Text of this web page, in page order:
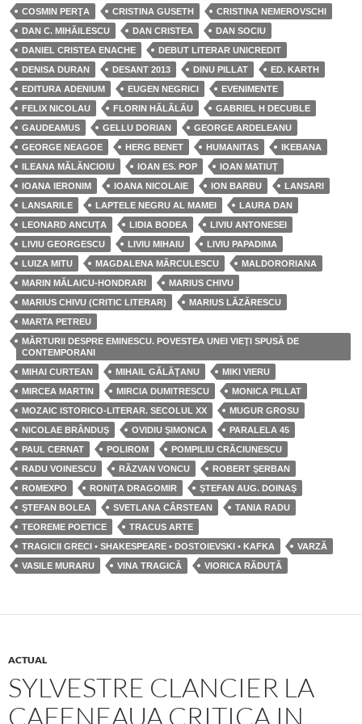
COSMIN PERŢA
CRISTINA GUSETH
CRISTINA NEMEROVSCHI
DAN C. MIHĂILESCU
DAN CRISTEA
DAN SOCIU
DANIEL CRISTEA ENACHE
DEBUT LITERAR UNICREDIT
DENISA DURAN
DESANT 2013 DINU PILLAT
ED. KARTH
EDITURA ADENIUM
EUGEN NEGRICI
EVENIMENTE
FELIX NICOLAU
FLORIN HĂLĂLĂU
GABRIEL H DECUBLE
GAUDEAMUS
GELLU DORIAN
GEORGE ARDELEANU
GEORGE NEAGOE
HERG BENET HUMANITAS
IKEBANA
ILEANA MĂLĂNCIOIU
IOAN ES. POP
IOAN MATIUŢ
IOANA IERONIM
IOANA NICOLAIE ION BARBU
LANSARI
LANSARILE
LAPTELE NEGRU AL MAMEI
LAURA DAN
LEONARD ANCUŢA
LIDIA BODEA
LIVIU ANTONESEI
LIVIU GEORGESCU
LIVIU MIHAIU
LIVIU PAPADIMA
LUIZA MITU
MAGDALENA MĂRCULESCU
MALDORORIANA
MARIN MĂLAICU-HONDRARI
MARIUS CHIVU
MARIUS CHIVU (CRITIC LITERAR)
MARIUS LĂZĂRESCU
MARTA PETREU
MĂRTURII DESPRE EMINESCU. POVESTEA UNEI VIEŢI SPUSĂ DE
CONTEMPORANI
MIHAI CURTEAN
MIHAIL GĂLĂŢANU
MIKI VIERU
MIRCEA MARTIN
MIRCIA DUMITRESCU
MONICA PILLAT
MOZAIC ISTORICO-LITERAR. SECOLUL XX
MUGUR GROSU
NICOLAE BRÂNDUŞ
OVIDIU ŞIMONCA
PARALELA 45
PAUL CERNAT
POLIROM
POMPILIU CRĂCIUNESCU
RADU VOINESCU
RĂZVAN VONCU
ROBERT ŞERBAN
ROMEXPO
RONIŢA DRAGOMIR
ŞTEFAN AUG. DOINAŞ
ŞTEFAN BOLEA
SVETLANA CÂRSTEAN
TANIA RADU
TEOREME POETICE
TRACUS ARTE
TRAGICII GRECI • SHAKESPEARE • DOSTOIEVSKI • KAFKA
VARZĂ
VASILE MURARU
VINA TRAGICĂ VIORICA RĂDUŢĂ
ACTUAL
SYLVESTRE CLANCIER LA
CAFENEAUA CRITICA IN